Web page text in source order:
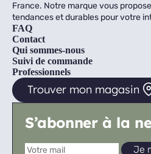
France. Notre marque vous
tendances et durables pour votre
FAQ
Contact
Qui sommes-nous
Suivi de commande
Professionnels
Trouver mon magasin
S’abonner à la